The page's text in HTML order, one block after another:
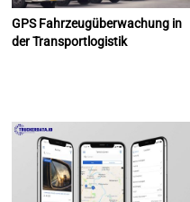
GPS Fahrzeugüberwachung in
der Transportlogistik